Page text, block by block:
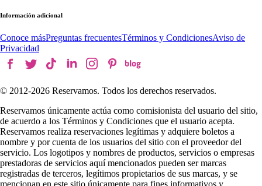
Información adicional
Conoce másPreguntas frecuentesTérminos y CondicionesAviso de
Privacidad
© 2012-2026 Reservamos. Todos los derechos reservados.
Reservamos únicamente actúa como comisionista del usuario del sitio,
de acuerdo a los Términos y Condiciones que el usuario acepta.
Reservamos realiza reservaciones legítimas y adquiere boletos a
nombre y por cuenta de los usuarios del sitio con el proveedor del
servicio. Los logotipos y nombres de productos, servicios o empresas
prestadoras de servicios aquí mencionados pueden ser marcas
registradas de terceros, legítimos propietarios de sus marcas, y se